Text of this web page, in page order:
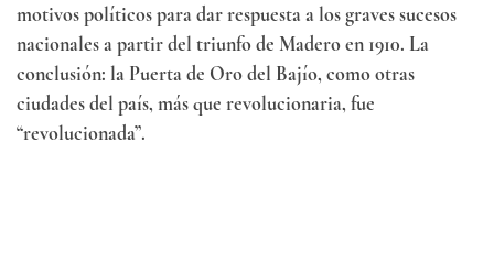
motivos políticos para dar respuesta a los graves sucesos
nacionales a partir del triunfo de Madero en 1910. La
conclusión: la Puerta de Oro del Bajío, como otras
ciudades del país, más que revolucionaria, fue
“revolucionada”.